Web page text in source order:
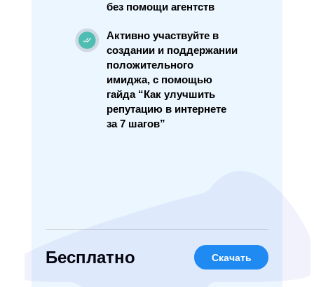
без помощи агентств
Активно участвуйте в
создании и поддержании
положительного
имиджа, с помощью
гайда “Как улучшить
репутацию в интернете
за 7 шагов”
Бесплатно Скачать